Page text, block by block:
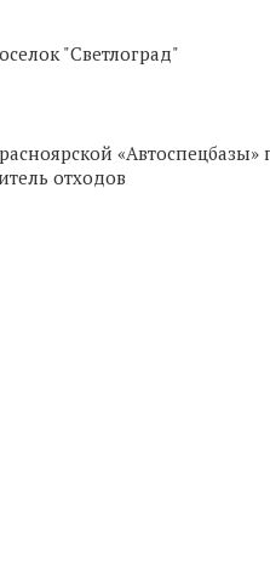
"Светлоград"
«Автоспецбазы»
отходов